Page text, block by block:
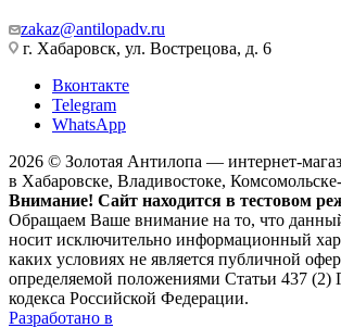
zakaz@antilopadv.ru
г. Хабаровск, ул. Вострецова, д. 6
Вконтакте
Telegram
WhatsApp
2026 © Золотая Антилопа — интернет-
в Хабаровске, Владивостоке,
Внимание! Сайт находится в тестовом
Обращаем Ваше внимание на то, что
носит исключительно информационный
каких условиях не является публичной
определяемой положениями Статьи 437 (2)
кодекса Российской Федерации.
Разработано в